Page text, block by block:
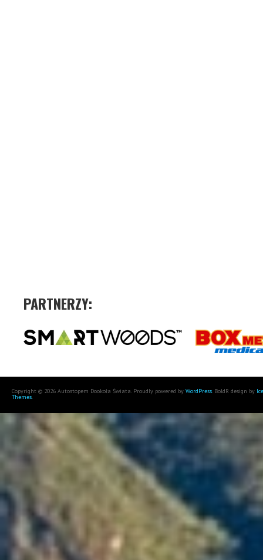
PARTNERZY:
Copyright © 2026 Autostopem Dookoła Świata. Proudly powered by WordPress. BoldR design by
Themes.